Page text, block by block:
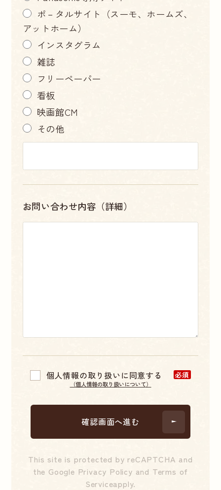
ポ－タルサイト（スーモ、ホームズ、
アットホーム）
インスタグラム
雑誌
フリーペーパー
看板
映画館CM
その他
お問い合わせ内容（詳細）
個人情報の取り扱いに同意する 必須
（個人情報の取り扱いについて）
This site is protected by reCAPTCHA and
the Google Privacy Policy and Terms of
Serviceapply.